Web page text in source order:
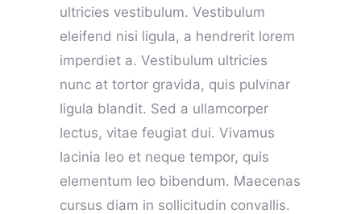
ultricies vestibulum. Vestibulum
eleifend nisi ligula, a hendrerit lorem
imperdiet a. Vestibulum ultricies
nunc at tortor gravida, quis pulvinar
ligula blandit. Sed a ullamcorper
lectus, vitae feugiat dui. Vivamus
lacinia leo et neque tempor, quis
elementum leo bibendum. Maecenas
cursus diam in sollicitudin convallis.